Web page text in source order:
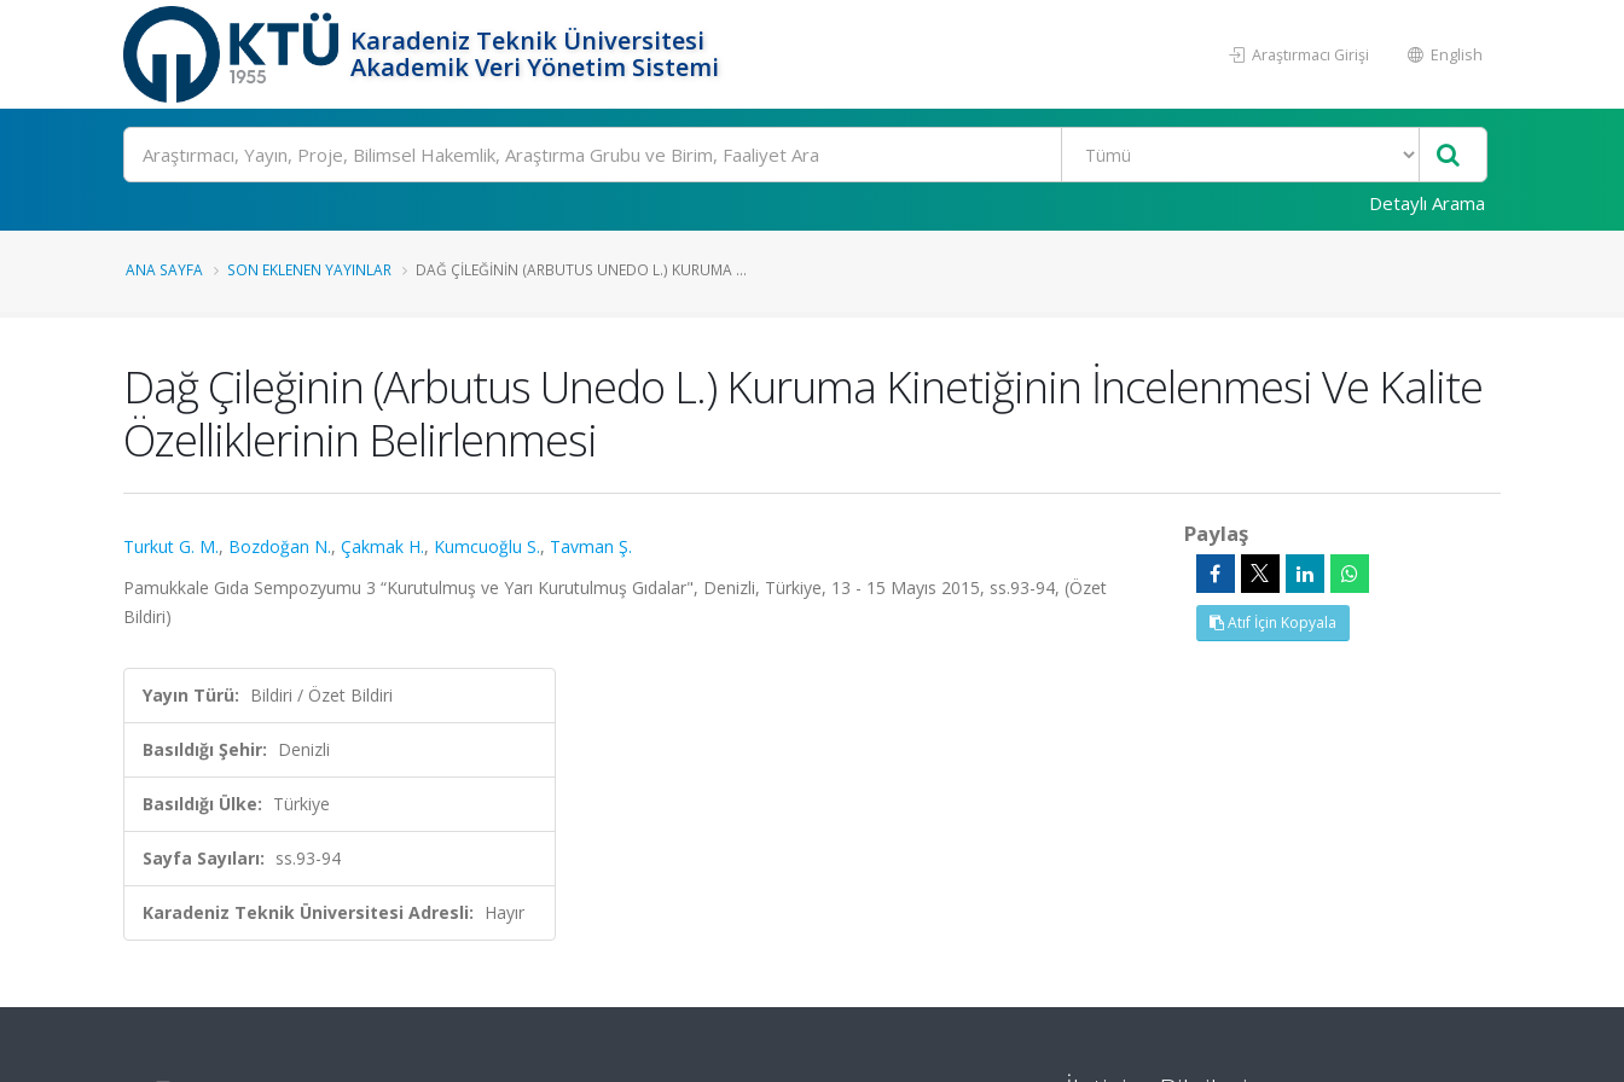
Karadeniz Teknik Üniversitesi
Akademik Veri Yönetim Sistemi
Araştırmacı Girişi English
Ara
Detaylı Arama
ANA SAYFA SON EKLENEN YAYINLAR DAĞ ÇILEĞININ (ARBUTUS UNEDO L.) KURUMA ...
Dağ Çileğinin (Arbutus Unedo L.) Kuruma Kinetiğinin İncelenmesi Ve Kalite
Özelliklerinin Belirlenmesi
Turkut G. M., Bozdoğan N., Çakmak H., Kumcuoğlu S., Tavman Ş.
Pamukkale Gıda Sempozyumu 3 “Kurutulmuş ve Yarı Kurutulmuş Gıdalar", Denizli, Türkiye, 13 - 15 Mayıs 2015, ss.93-94, (Özet
Bildiri)
Yayın Türü: Bildiri / Özet Bildiri
Basıldığı Şehir: Denizli
Basıldığı Ülke: Türkiye
Sayfa Sayıları: ss.93-94
Karadeniz Teknik Üniversitesi Adresli: Hayır
Paylaş
Atıf İçin Kopyala